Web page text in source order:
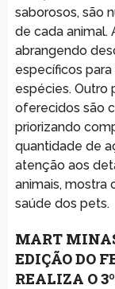
saborosos, são
de cada animal.
abrangendo
específicos
espécies. Outro
oferecidos são
priorizando
quantidade de
atenção aos
animais,
saúde dos pets.
MART
EDIÇÃO DO
REALIZA O